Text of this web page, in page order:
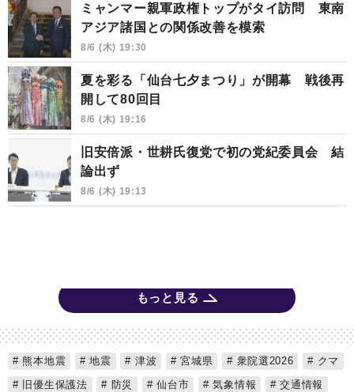
ミャンマー親軍政権トップがタイ訪問 東南
アジア諸国との関係改善を模索
8/6 (木) 19:30
夏を彩る「仙台七夕まつり」が開幕 戦後再
開して80回目
8/6 (木) 19:16
旧安倍派・世耕氏復党で初の党紀委員会 結
論出ず
8/6 (木) 19:13
もっと見る
熊本地震 地震 津波 宮城県 衆院選2026
クマ
旧優生保護法
防災 仙台市 気象情報
交通情報